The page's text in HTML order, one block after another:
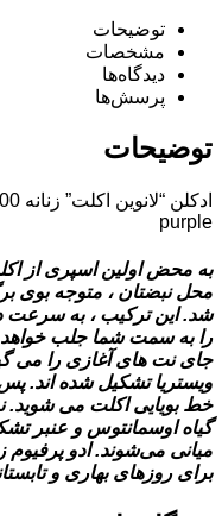
توضیحات
مشخصات
دیدگاه‌ها
پرسش‌ها
توضیحات
purple
به ‌محض اولین اسپری از
محل نبضتان ، متوجه بوی
شد. این ترکیب ، به‌ سرعت
را به سمت شما جلب
جای نت ‌های آغازی را می
ویستریا تشکیل‌ شده‌ اند.
خط بویایی اکلت می‌ شوید.
گیاه اوسمانتوس و عنبر
میانی می‌شوند. ادو
برای روزهای بهاری و